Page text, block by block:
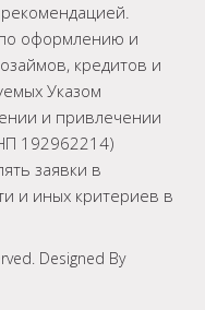
по оформлению и
кредитов и
Указом
и привлечении
192962214)
заявки в
и иных критериев в
Designed By